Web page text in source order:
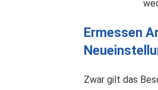
Ermessen
Zwar gilt das